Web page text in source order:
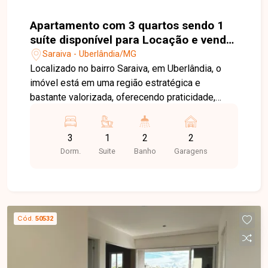
Apartamento com 3 quartos sendo 1
suíte disponível para Locação e venda
no bairro Saraiva em Uberlândia-MG
Saraiva - Uberlândia/MG
Localizado no bairro Saraiva, em Uberlândia, o
imóvel está em uma região estratégica e
bastante valorizada, oferecendo praticidade,
escolas e importantes vias da cidade, garantindo
mais qualidade de vida para você e sua família. O
apartamento possui 94,40 m² de área privativa,
funcionalidade, integrada a uma área de serviço.
O imóvel dispõe ainda de 2 vagas de garagem
em linha, proporcionando mais comodidade no
3
Dorm.
1
Suite
2
Banho
2
Garagens
Cód. 50532